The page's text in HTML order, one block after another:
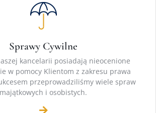
Sprawy Cywilne
kancelarii posiadają nieocenione
w pomocy Klientom z zakresu prawa
przeprowadziliśmy wiele spraw
majątkowych i osobistych.